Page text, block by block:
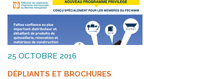
25 OCTOBRE 2016
DÉPLIANTS ET BROCHURES